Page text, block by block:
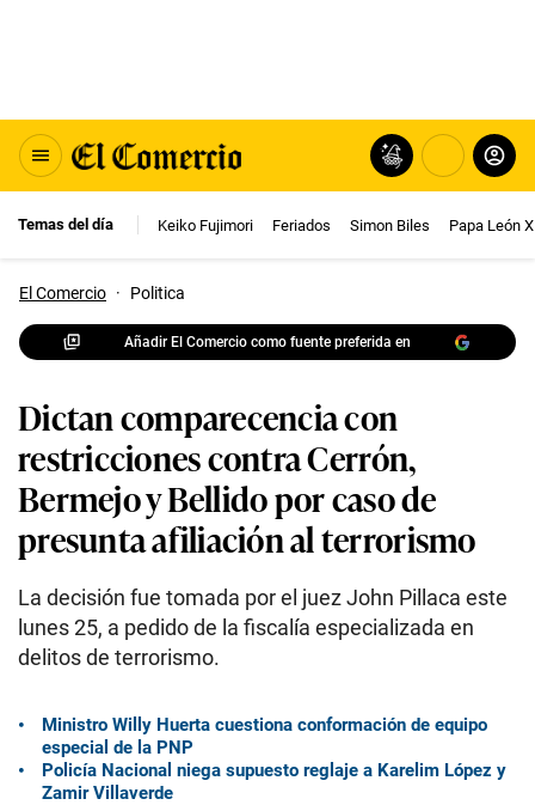
Temas del día Keiko Fujimori Feriados Simon Biles Papa León
El Comercio · Politica
Añadir El Comercio como fuente preferida en
Dictan comparecencia con
restricciones contra Cerrón,
Bermejo y Bellido por caso de
presunta afiliación al terrorismo
La decisión fue tomada por el juez John Pillaca este
lunes 25, a pedido de la fiscalía especializada en
delitos de terrorismo.
Ministro Willy Huerta cuestiona conformación de equipo
especial de la PNP
Policía Nacional niega supuesto reglaje a Karelim López y
Zamir Villaverde